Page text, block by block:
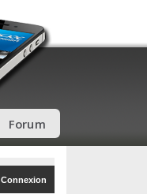
Forum
Connexion